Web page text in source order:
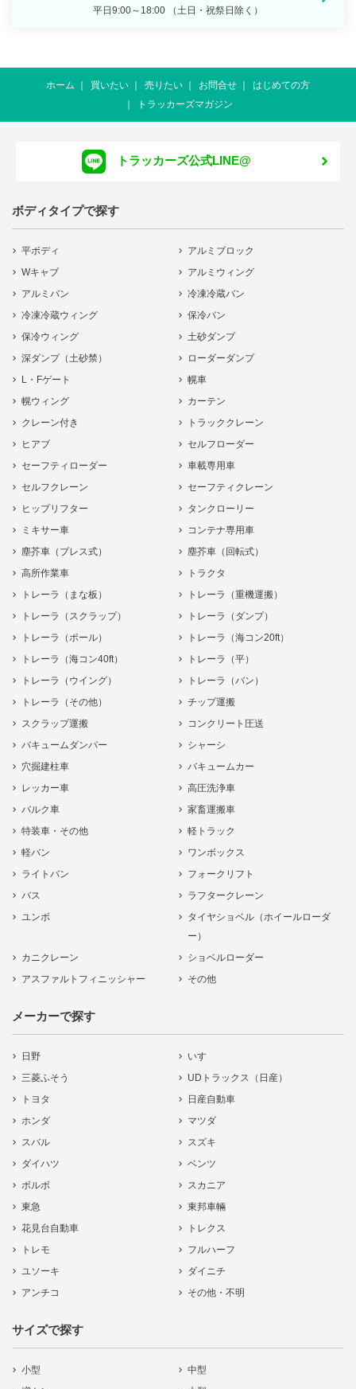
平日9:00～18:00 （土日・祝祭日除く）
ホーム 買いたい 売りたい お問合せ
はじめての方
トラッカーズマガジン
トラッカーズ公式LINE@
ボディタイプで探す
平ボディ
アルミブロック
Wキャブ
アルミウィング
アルミバン
冷凍冷蔵バン
冷凍冷蔵ウィング
保冷バン
保冷ウィング
土砂ダンプ
深ダンプ（土砂禁）
ローダーダンプ
L・Fゲート
幌車
幌ウィング
カーテン
クレーン付き
トラッククレーン
ヒアブ
セルフローダー
セーフティローダー
車載専用車
セルフクレーン
セーフティクレーン
ヒップリフター
タンクローリー
ミキサー車
コンテナ専用車
塵芥車（プレス式）
塵芥車（回転式）
高所作業車
トラクタ
トレーラ（まな板）
トレーラ（重機運搬）
トレーラ（スクラップ）
トレーラ（ダンプ）
トレーラ（ポール）
トレーラ（海コン20ft）
トレーラ（海コン40ft）
トレーラ（平）
トレーラ（ウイング）
トレーラ（バン）
トレーラ（その他）
チップ運搬
スクラップ運搬
コンクリート圧送
バキュームダンパー
シャーシ
穴掘建柱車
バキュームカー
レッカー車
高圧洗浄車
バルク車
家畜運搬車
特装車・その他
軽トラック
軽バン
ワンボックス
ライトバン
フォークリフト
バス
ラフタークレーン
ユンボ
タイヤショベル（ホイールローダ
ー）
カニクレーン
ショベルローダー
アスファルトフィニッシャー
その他
メーカーで探す
日野
いすゞ
三菱ふそう
UDトラックス（日産）
トヨタ
日産自動車
ホンダ
マツダ
スバル
スズキ
ダイハツ
ベンツ
ボルボ
スカニア
東急
東邦車輛
花見台自動車
トレクス
トレモ
フルハーフ
ユソーキ
ダイニチ
アンチコ
その他・不明
サイズで探す
小型
中型